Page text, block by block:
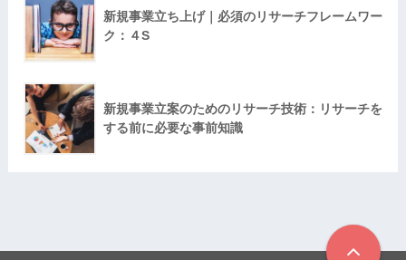
新規事業立ち上げ｜必須のリサーチフレームワー
ク：４S
新規事業立案のためのリサーチ技術：リサーチを
する前に必要な事前知識